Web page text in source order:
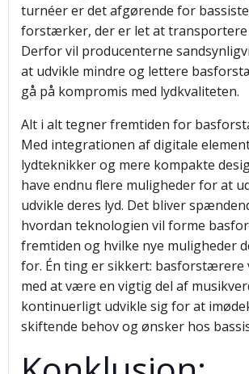
turnéer er det afgørende for
forstærker, der er let at transportere
Derfor vil producenterne
at udvikle mindre og lettere
gå på kompromis med lydkvaliteten.
Alt i alt tegner fremtiden for
Med integrationen af digitale
lydteknikker og mere kompakte
have endnu flere muligheder for at
udvikle deres lyd. Det bliver
hvordan teknologien vil forme
fremtiden og hvilke nye muligheder
for. Én ting er sikkert:
med at være en vigtig del af
kontinuerligt udvikle sig for at
skiftende behov og ønsker hos